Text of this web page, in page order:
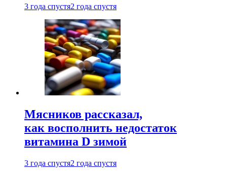
3 года спустя2 года спустя
Мясников рассказал,
как восполнить недостаток
витамина D зимой
3 года спустя2 года спустя